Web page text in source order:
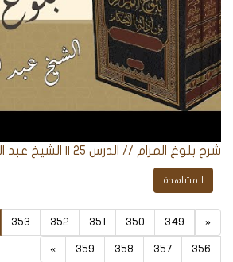
شرح بلوغ المرام // الدرس 25 || الشيخ عبد القادر دراري
المشاهدة
«
349
350
351
352
353
356
357
358
359
»